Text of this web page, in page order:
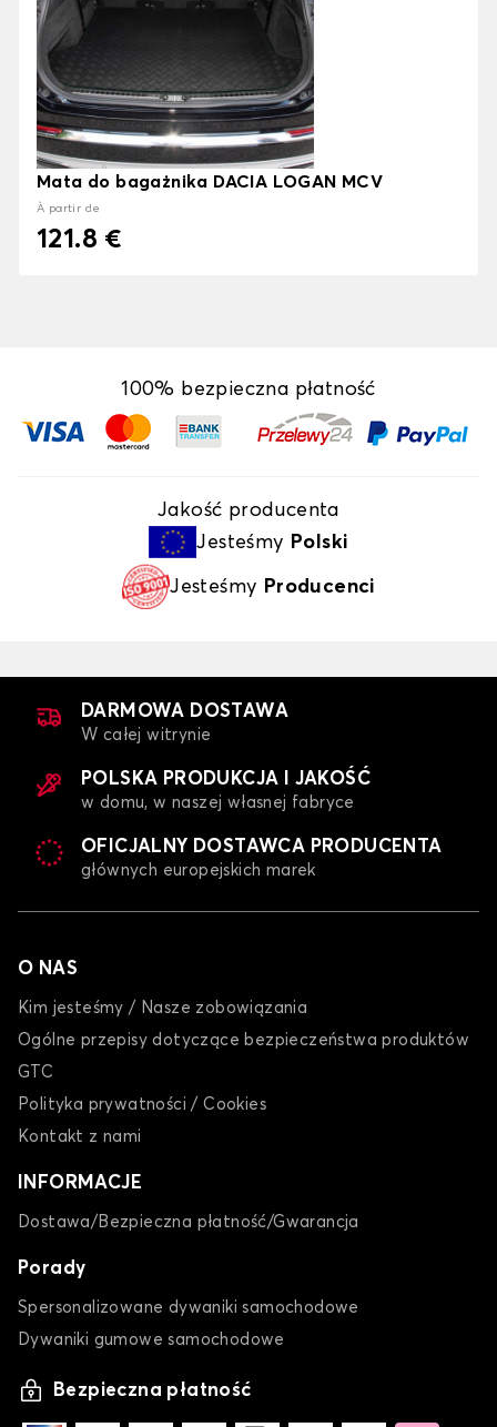
Mata do bagażnika DACIA LOGAN MCV
À partir de
121.8 €
100% bezpieczna płatność
Jakość producenta
Jesteśmy Polski
Jesteśmy Producenci
DARMOWA DOSTAWA
W całej witrynie
POLSKA PRODUKCJA I JAKOŚĆ
w domu, w naszej własnej fabryce
OFICJALNY DOSTAWCA PRODUCENTA
głównych europejskich marek
O NAS
Kim jesteśmy / Nasze zobowiązania
Ogólne przepisy dotyczące bezpieczeństwa produktów
GTC
Polityka prywatności / Cookies
Kontakt z nami
INFORMACJE
Dostawa/Bezpieczna płatność/Gwarancja
Porady
Spersonalizowane dywaniki samochodowe
Dywaniki gumowe samochodowe
Bezpieczna płatność